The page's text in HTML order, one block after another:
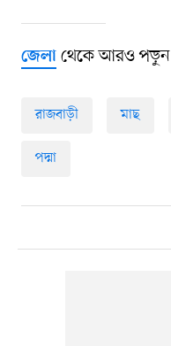
জেলাথেকে আরও পড়ুন
রাজবাড়ী মাছ
পদ্মা